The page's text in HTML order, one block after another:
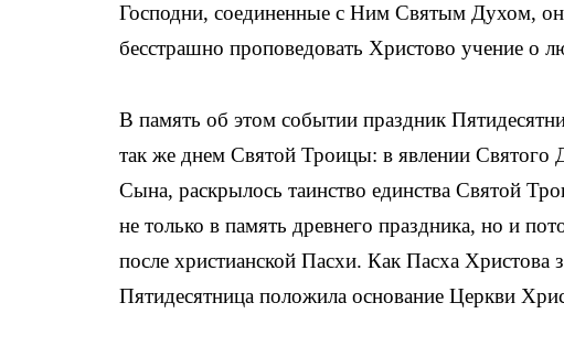
Господни, соединенные с Ним Святым Духом,
бесстрашно проповедовать Христово учение о
В память об этом событии праздник
так же днем Святой Троицы: в явлении
Сына, раскрылось таинство единства Святой
не только в память древнего праздника, но и
после христианской Пасхи. Как Пасха Христова
Пятидесятница положила основание Церкви